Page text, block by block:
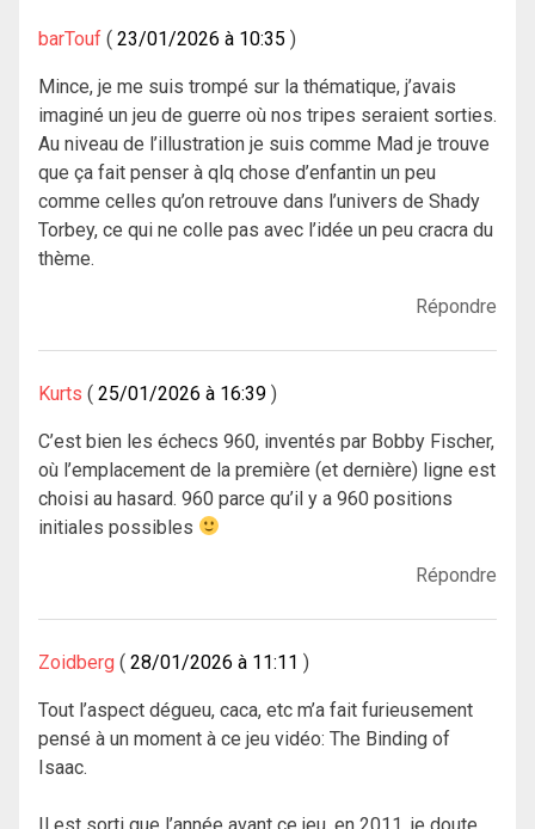
barTouf 23/01/2026 à 10:35
Mince, je me suis trompé sur la thématique, j’avais
imaginé un jeu de guerre où nos tripes seraient sorties.
Au niveau de l’illustration je suis comme Mad je trouve
que ça fait penser à qlq chose d’enfantin un peu
comme celles qu’on retrouve dans l’univers de Shady
Torbey, ce qui ne colle pas avec l’idée un peu cracra du
thème.
Répondre
Kurts 25/01/2026 à 16:39
C’est bien les échecs 960, inventés par Bobby Fischer,
où l’emplacement de la première (et dernière) ligne est
choisi au hasard. 960 parce qu’il y a 960 positions
initiales possibles
Répondre
Zoidberg 28/01/2026 à 11:11
Tout l’aspect dégueu, caca, etc m’a fait furieusement
pensé à un moment à ce jeu vidéo: The Binding of
Isaac.